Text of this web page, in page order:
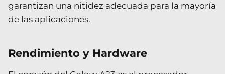
garantizan una nitidez adecuada para la mayoría
de las aplicaciones.
Rendimiento y Hardware